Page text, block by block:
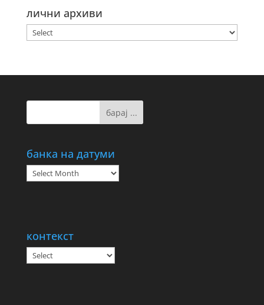
лични архиви
банка на датуми
банка
на
контекст